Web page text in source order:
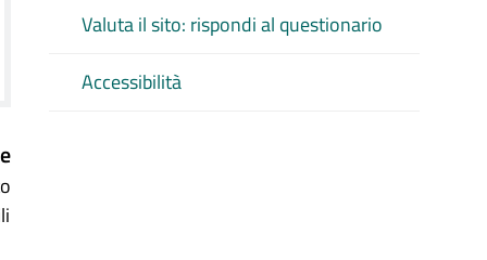
Valuta il sito: rispondi al questionario
Accessibilità